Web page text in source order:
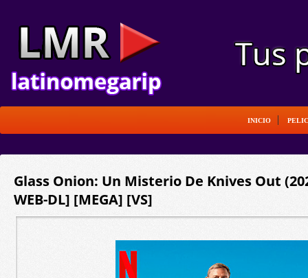
INICIO
Glass Onion: Un Misterio De Knives Out
WEB-DL] [MEGA] [VS]